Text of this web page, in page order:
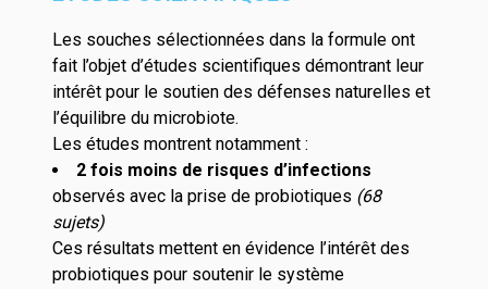
Les souches sélectionnées dans la formule ont
fait l’objet d’études scientifiques démontrant leur
intérêt pour le soutien des défenses naturelles et
l’équilibre du microbiote.
Les études montrent notamment :
2 fois moins de risques d’infections
observés avec la prise de probiotiques (68
sujets)
Ces résultats mettent en évidence l’intérêt des
probiotiques pour soutenir le système